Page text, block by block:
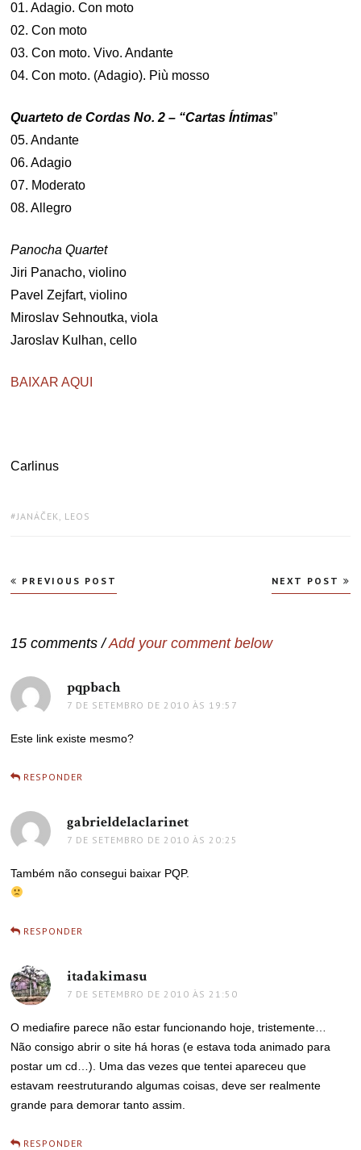
01. Adagio. Con moto
02. Con moto
03. Con moto. Vivo. Andante
04. Con moto. (Adagio). Più mosso
Quarteto de Cordas No. 2 – “Cartas Íntimas”
05. Andante
06. Adagio
07. Moderato
08. Allegro
Panocha Quartet
Jiri Panacho, violino
Pavel Zejfart, violino
Miroslav Sehnoutka, viola
Jaroslav Kulhan, cello
BAIXAR AQUI
Carlinus
TAGS:
JANÁČEK, LEOS
Navegação
de
PREVIOUS POST NEXT POST
15 comments /Add your comment below
pqpbachdisse:
7 DE SETEMBRO DE 2010 ÀS 19:57
Este link existe mesmo?
RESPONDER
gabrieldelaclarinet
7 DE SETEMBRO DE 2010 ÀS 20:25
Também não consegui baixar PQP.
RESPONDER
itadakimasu
7 DE SETEMBRO DE 2010 ÀS 21:50
O mediafire parece não estar funcionando hoje, tristemente…
Não consigo abrir o site há horas (e estava toda animado para
postar um cd…). Uma das vezes que tentei apareceu que
estavam reestruturando algumas coisas, deve ser realmente
grande para demorar tanto assim.
RESPONDER